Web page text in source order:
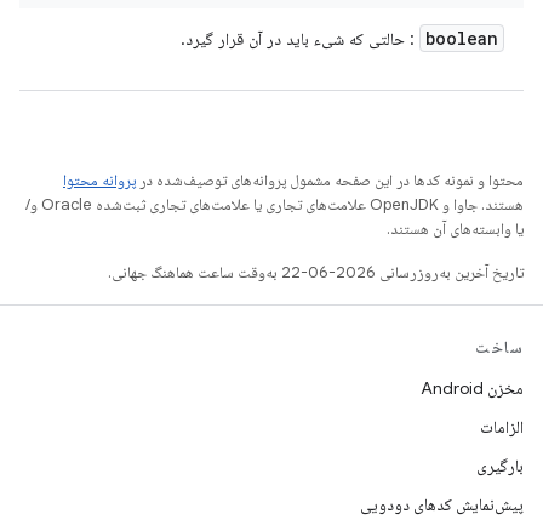
boolean : حالتی که شیء باید در آن قرار گیرد.
محتوا و نمونه کدها در این صفحه مشمول پروانه‌های توصیف‌شده در پروانه محتوا
هستند. جاوا و OpenJDK علامت‌های تجاری یا علامت‌های تجاری ثبت‌شده Oracle و/
یا وابسته‌های آن هستند.
تاریخ آخرین به‌روزرسانی 2026-06-22 به‌وقت ساعت هماهنگ جهانی.
ساخت
مخزن Android
الزامات
بارگیری
پیش‌نمایش کدهای دودویی